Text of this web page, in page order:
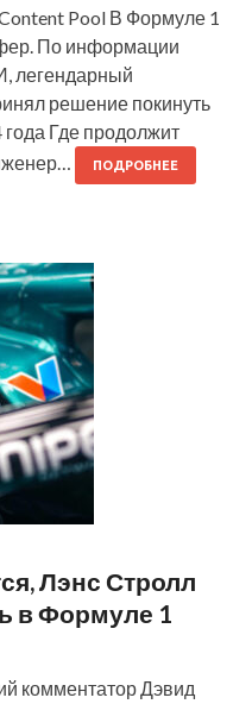
Pool В Формуле 1
По информации
легендарный
решение покинуть
года Где продолжит
ПОДРОБНЕЕ
Лэнс Стролл
в Формуле 1
комментатор Дэвид